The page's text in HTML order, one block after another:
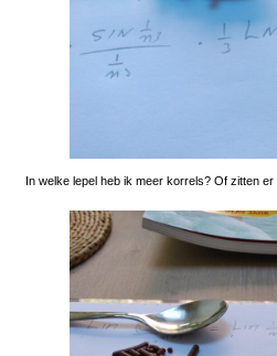
In welke lepel heb ik meer korrels? Of zitten